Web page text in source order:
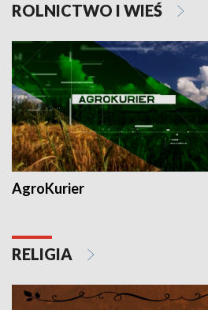
ROLNICTWO I WIEŚ
AgroKurier
RELIGIA